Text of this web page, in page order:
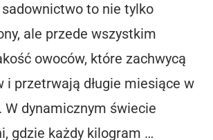
sadownictwo to nie tylko
ale przede wszystkim
owoców, które zachwycą
i przetrwają długie miesiące w
W dynamicznym świecie
gdzie każdy kilogram …